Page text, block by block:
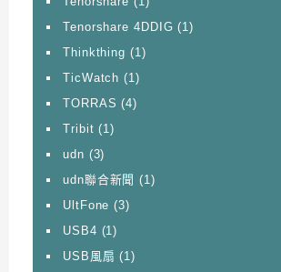
Tenorshare 4DDIG (1)
Thinkthing (1)
TicWatch (1)
TORRAS (4)
Tribit (1)
udn (3)
udn聯合新聞 (1)
UltFone (3)
USB4 (1)
USB風扇 (1)